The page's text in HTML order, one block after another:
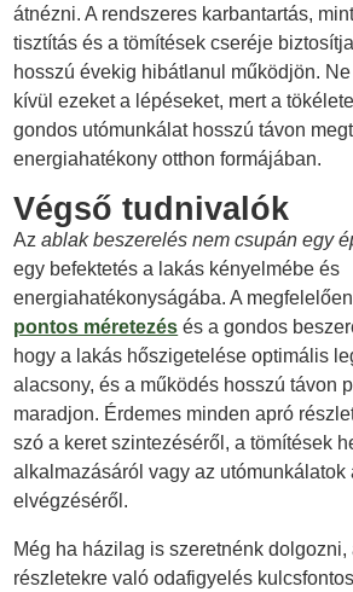
átnézni. A rendszeres karbantartás,
tisztítás és a tömítések cseréje
hosszú évekig hibátlanul működjön.
kívül ezeket a lépéseket, mert a
gondos utómunkálat hosszú távon
energiahatékony otthon formájában.
Végső tudnivalók
Azablak beszerelés nem csupán egy
egy befektetés a lakás kényelmébe és
energiahatékonyságába. A
pontos méretezés és a gondos
hogy a lakás hőszigetelése optimális
alacsony, és a működés hosszú távon
maradjon. Érdemes minden apró
szó a keret szintezéséről, a tömítések
alkalmazásáról vagy az utómunkálatok
elvégzéséről.
Még ha házilag is szeretnénk
részletekre való odafigyelés